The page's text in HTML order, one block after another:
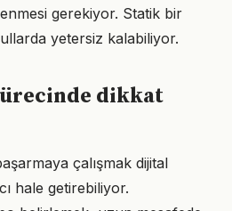
gerekiyor. Statik bir
yetersiz kalabiliyor.
dikkat
çalışmak dijital
hale getirebiliyor.